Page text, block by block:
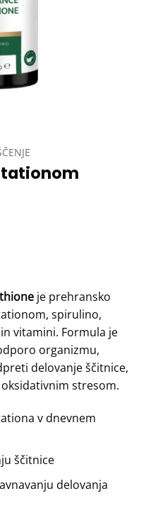
je prehransko
spirulino,
vitamini. Formula je
organizmu,
delovanje ščitnice,
stresom.
v dnevnem
ščitnice
delovanja